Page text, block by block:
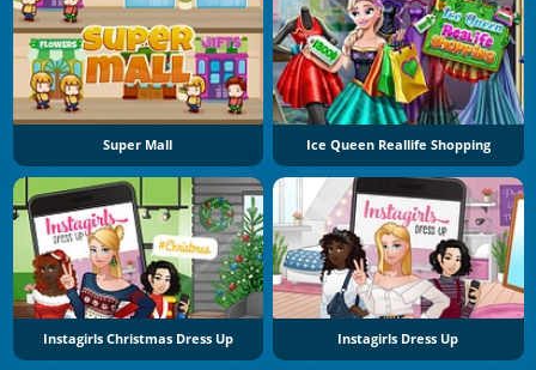
Super Mall Ice Queen Reallife Shopping
Instagirls Christmas Dress Up Instagirls Dress Up